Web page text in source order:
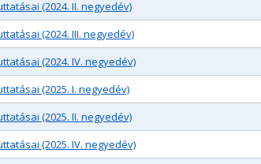
(2024. II. negyedév)
(2024. III. negyedév)
(2024. IV. negyedév)
(2025. I. negyedév)
(2025. II. negyedév)
(2025. IV. negyedév)